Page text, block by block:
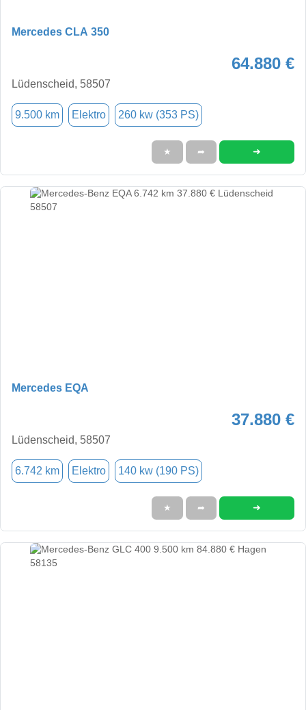
Mercedes CLA 350
64.880 €
Lüdenscheid, 58507
9.500 km Elektro 260 kw (353 PS)
★ ➦ ➜
Mercedes EQA
37.880 €
Lüdenscheid, 58507
6.742 km Elektro 140 kw (190 PS)
★ ➦ ➜